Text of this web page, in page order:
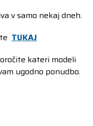
v samo nekaj dneh.
TUKAJ
kateri modeli
ugodno ponudbo.